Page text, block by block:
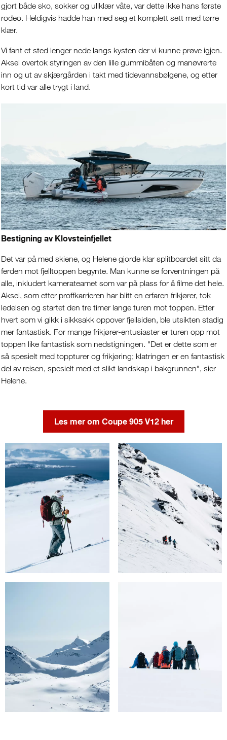
gjort både sko, sokker og ullklær våte, var dette ikke hans første
rodeo. Heldigvis hadde han med seg et komplett sett med tørre
klær.
Vi fant et sted lenger nede langs kysten der vi kunne prøve igjen.
Aksel overtok styringen av den lille gummibåten og manøvrerte
inn og ut av skjærgården i takt med tidevannsbølgene, og etter
kort tid var alle trygt i land.
Bestigning av Klovsteinfjellet
Det var på med skiene, og Helene gjorde klar splitboardet sitt da
ferden mot fjelltoppen begynte. Man kunne se forventningen på
alle, inkludert kamerateamet som var på plass for å filme det hele.
Aksel, som etter proffkarrieren har blitt en erfaren frikjører, tok
ledelsen og startet den tre timer lange turen mot toppen. Etter
hvert som vi gikk i sikksakk oppover fjellsiden, ble utsikten stadig
mer fantastisk. For mange frikjører-entusiaster er turen opp mot
toppen like fantastisk som nedstigningen. "Det er dette som er
så spesielt med toppturer og frikjøring; klatringen er en fantastisk
del av reisen, spesielt med et slikt landskap i bakgrunnen", sier
Helene.
Les mer om Coupe 905 V12 her